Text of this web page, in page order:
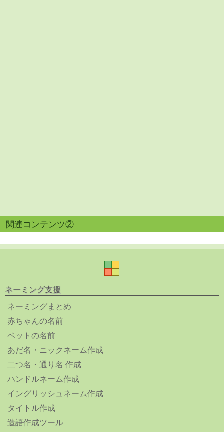
関連コンテンツ②
ネーミング支援
ネーミングまとめ
赤ちゃんの名前
ペットの名前
あだ名・ニックネーム作成
二つ名・通り名 作成
ハンドルネーム作成
イングリッシュネーム作成
タイトル作成
造語作成ツール